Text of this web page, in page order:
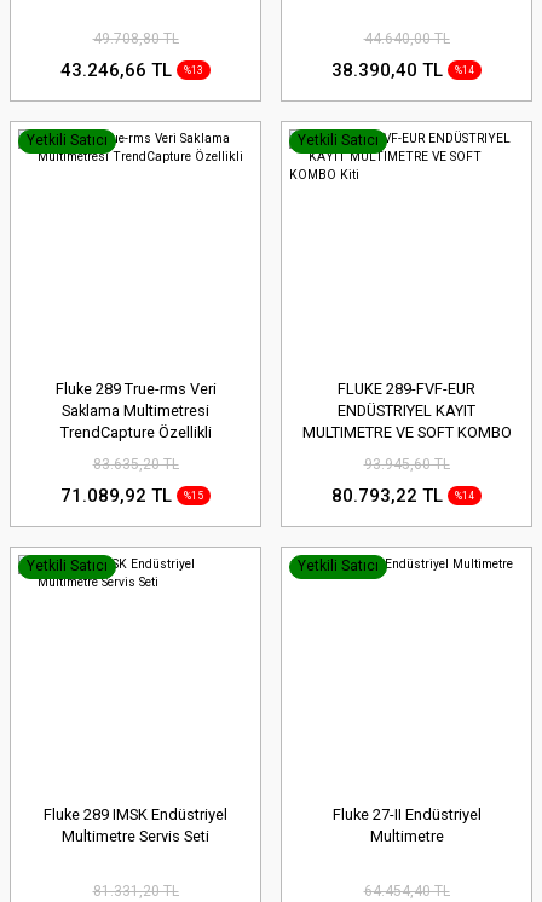
49.708,80 TL
43.246,66 TL %13
44.640,00 TL
38.390,40 TL %14
Yetkili Satıcı
Fluke 289 True-rms Veri
Saklama Multimetresi
TrendCapture Özellikli
83.635,20 TL
71.089,92 TL %15
Yetkili Satıcı
FLUKE 289-FVF-EUR
ENDÜSTRIYEL KAYIT
MULTIMETRE VE SOFT KOMBO
93.945,60 TL
80.793,22 TL %14
Yetkili Satıcı
Fluke 289 IMSK Endüstriyel
Multimetre Servis Seti
81.331,20 TL
Yetkili Satıcı
Fluke 27-II Endüstriyel
Multimetre
64.454,40 TL